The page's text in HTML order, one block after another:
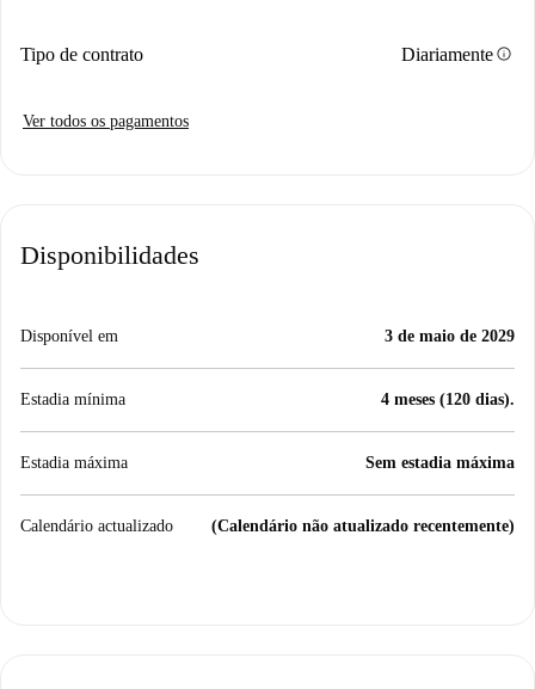
Tipo de contrato Diariamenteinfo
Ver todos os pagamentos
Disponibilidades
Disponível em 3 de maio de 2029
Estadia mínima 4 meses (120 dias).
Estadia máxima Sem estadia máxima
Calendário actualizado (Calendário não atualizado recentemente)